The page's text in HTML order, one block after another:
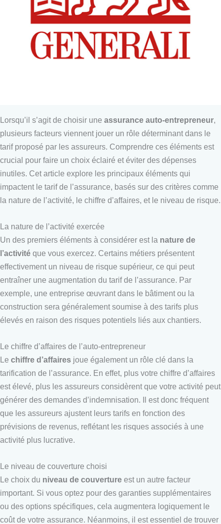
Lorsqu’il s’agit de choisir une assurance auto-entrepreneur
plusieurs facteurs viennent jouer un rôle déterminant dans le
tarif proposé par les assureurs. Comprendre ces éléments est
crucial pour faire un choix éclairé et éviter des dépenses
inutiles. Cet article explore les principaux éléments qui
impactent le tarif de l’assurance, basés sur des critères comme
la nature de l’activité, le chiffre d’affaires, et le niveau de risque.
La nature de l’activité exercée
Un des premiers éléments à considérer est la nature de
l’activité que vous exercez. Certains métiers présentent
effectivement un niveau de risque supérieur, ce qui peut
entraîner une augmentation du tarif de l’assurance. Par
exemple, une entreprise œuvrant dans le bâtiment ou la
construction sera généralement soumise à des tarifs plus
élevés en raison des risques potentiels liés aux chantiers.
Le chiffre d’affaires de l’auto-entrepreneur
Le chiffre d’affaires joue également un rôle clé dans la
tarification de l’assurance. En effet, plus votre chiffre d’affaires
est élevé, plus les assureurs considèrent que votre activité peut
générer des demandes d’indemnisation. Il est donc fréquent
que les assureurs ajustent leurs tarifs en fonction des
prévisions de revenus, reflétant les risques associés à une
activité plus lucrative.
Le niveau de couverture choisi
Le choix du niveau de couverture est un autre facteur
important. Si vous optez pour des garanties supplémentaires
ou des options spécifiques, cela augmentera logiquement le
coût de votre assurance. Néanmoins, il est essentiel de trouver